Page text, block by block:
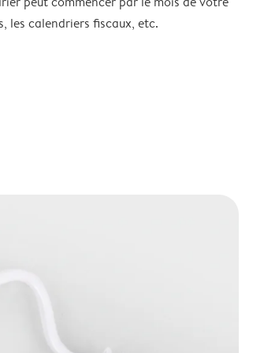
les calendriers fiscaux, etc.